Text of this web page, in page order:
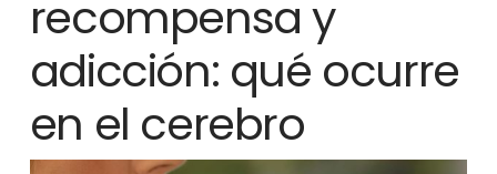
recompensa y
adicción: qué ocurre
en el cerebro